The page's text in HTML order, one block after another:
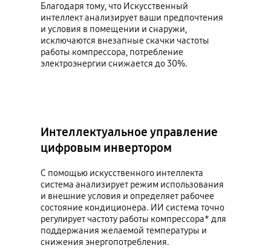
Благодаря тому, что Искусственный
интеллект анализирует ваши предпочтения
и условия в помещении и снаружи,
исключаются внезапные скачки частоты
работы компрессора, потребление
электроэнергии снижается до 30%.
Интеллектуальное управление
цифровым инвертором
С помощью искусственного интеллекта
система анализирует режим использования
и внешние условия и определяет рабочее
состояние кондиционера. ИИ система точно
регулирует частоту работы компрессора* для
поддержания желаемой температуры и
снижения энергопотребления.